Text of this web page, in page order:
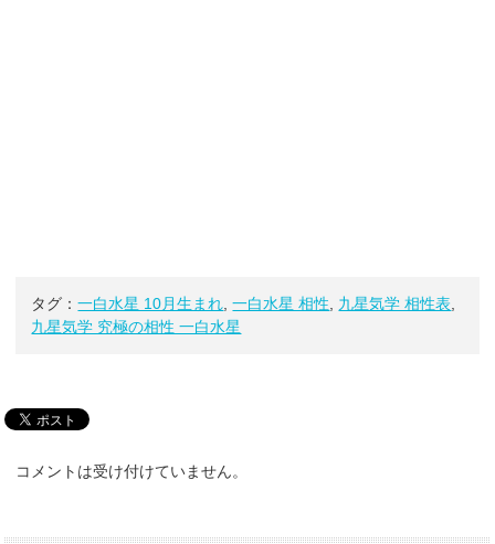
タグ：一白水星 10月生まれ,一白水星 相性, 九星気学 相性表,
九星気学 究極の相性 一白水星
コメントは受け付けていません。